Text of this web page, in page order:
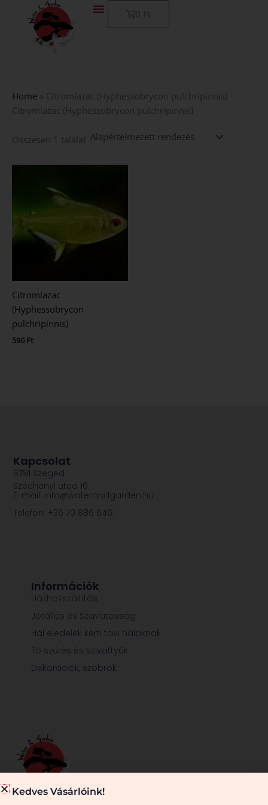
0 Ft
Kosár
Home
Citromlazac (Hyphessobrycon pulchripinnis)
Citromlazac (Hyphessobrycon pulchripinnis)
Összesen 1 találat
Citromlazac
(Hyphessobrycon
pulchripinnis)
590 Ft
Információk
Házhozszállítás
Jótállás és Szavatosság
Hal eledelek kerti tavi halaknak
Tó szűrés és szivattyúk
Dekorációk, szobrok
Kapcsolat
6791 Szeged
Széchenyi utca 16.
E-mail: info@waterandgarden.hu
Telefon: +36 70 886 6461
Kedves Vásárlóink!